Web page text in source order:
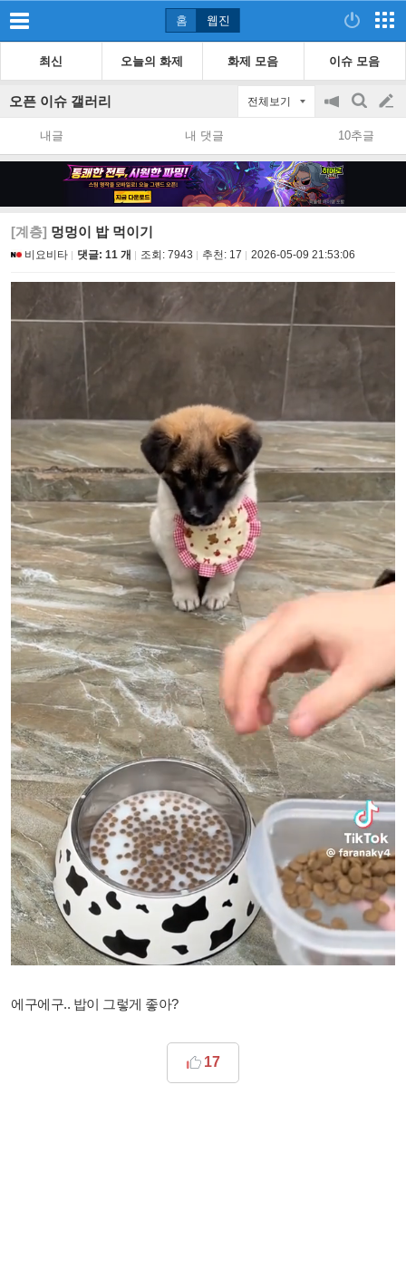
홈 웹진
최신 오늘의 화제 화제 모음 이슈 모음
오픈 이슈 갤러리 전체보기
공
지
on/off
검
색
글
쓰
내글 내 댓글 10추글
[계층] 멍멍이 밥 먹이기
비요비타 댓글: 11 개 조회: 7943 추천: 17 2026-05-09 21:53:06
에구에구.. 밥이 그렇게 좋아?
17